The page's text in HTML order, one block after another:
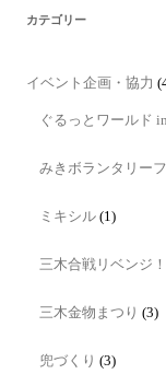
カテゴリー
イベント企画・協力
ぐるっとワールド
みきボランタリー
ミキシル (1)
三木合戦リベンジ！
三木金物まつり (3)
兜づくり (3)